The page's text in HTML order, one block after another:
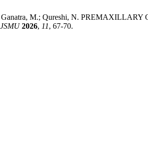
Ganatra, M.; Qureshi, N.
2026, 11, 67-70.